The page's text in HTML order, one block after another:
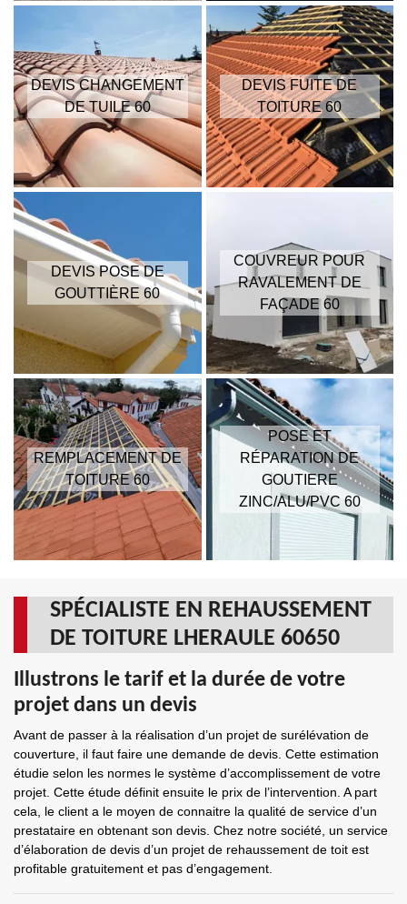
DEVIS CHANGEMENT
DE TUILE 60
DEVIS FUITE DE
TOITURE 60
DEVIS POSE DE
GOUTTIÈRE 60
COUVREUR POUR
RAVALEMENT DE
FAÇADE 60
REMPLACEMENT DE
TOITURE 60
POSE ET
RÉPARATION DE
GOUTIERE
ZINC/ALU/PVC 60
SPÉCIALISTE EN REHAUSSEMENT
DE TOITURE LHERAULE 60650
Illustrons le tarif et la durée de votre
projet dans un devis
Avant de passer à la réalisation d’un projet de surélévation de
couverture, il faut faire une demande de devis. Cette estimation
étudie selon les normes le système d’accomplissement de votre
projet. Cette étude définit ensuite le prix de l’intervention. A part
cela, le client a le moyen de connaitre la qualité de service d’un
prestataire en obtenant son devis. Chez notre société, un service
d’élaboration de devis d’un projet de rehaussement de toit est
profitable gratuitement et pas d’engagement.